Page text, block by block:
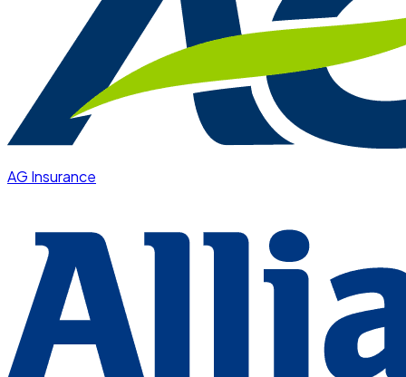
AG Insurance